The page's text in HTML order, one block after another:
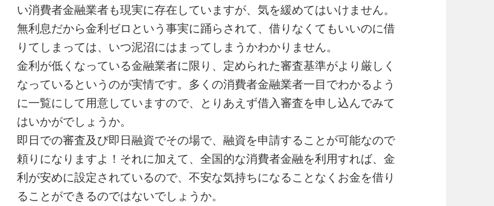
い消費者金融業者も現実に存在していますが、気を緩めてはいけません。
無利息だから金利ゼロという事実に踊らされて、借りなくてもいいのに借
りてしまっては、いつ泥沼にはまってしまうかわかりません。
金利が低くなっている金融業者に限り、定められた審査基準がより厳しく
なっているというのが実情です。多くの消費者金融業者一目でわかるよう
に一覧にして用意していますので、とりあえず借入審査を申し込んでみて
はいかがでしょうか。
即日での審査及び即日融資でその場で、融資を申請することが可能なので
頼りになりますよ！それに加えて、全国的な消費者金融を利用すれば、金
利が安めに設定されているので、不安な気持ちになることなくお金を借り
ることができるのではないでしょうか。